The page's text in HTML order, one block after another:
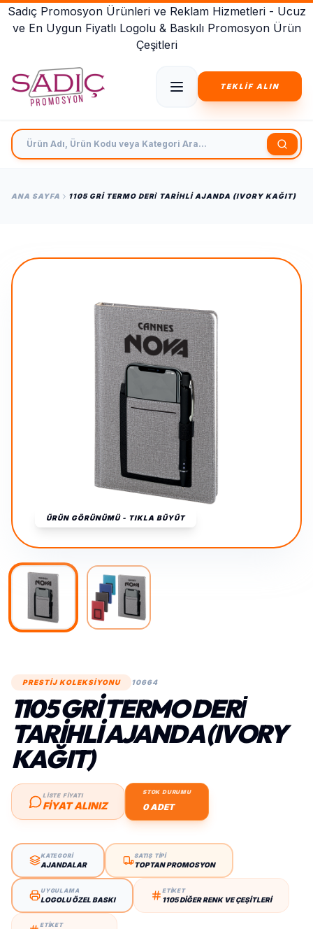
Sadıç Promosyon Ürünleri ve Reklam Hizmetleri - Ucuz
ve En Uygun Fiyatlı Logolu & Baskılı Promosyon Ürün
Çeşitleri
TEKLİF ALIN
Ürün Adı, Ürün Kodu veya Kategori Ara
ANA SAYFA 1105 GRI TERMO DERİ TARIHLI AJANDA (IVORY KAĞIT)
ÜRÜN GÖRÜNÜMÜ - TIKLA BÜYÜT
PRESTİJ KOLEKSİYONU 10664
1105 GRI TERMO DERİ
TARIHLI AJANDA (IVORY
KAĞIT)
LİSTE FİYATI
FIYAT ALINIZ
STOK DURUMU
0 ADET
KATEGORİ
AJANDALAR
SATIŞ TİPİ
TOPTAN PROMOSYON
UYGULAMA
LOGOLU ÖZEL BASKI
ETİKET
1105 DIĞER RENK VE ÇEŞITLERI
ETİKET